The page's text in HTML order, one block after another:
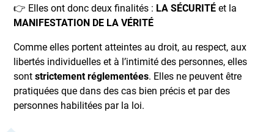
👉 Elles ont donc deux finalités : LA SÉCURITÉ et la
MANIFESTATION DE LA VÉRITÉ
Comme elles portent atteintes au droit, au respect, aux
libertés individuelles et à l’intimité des personnes, elles
sontstrictement réglementées. Elles ne peuvent être
pratiquées que dans des cas bien précis et par des
personnes habilitées par la loi.